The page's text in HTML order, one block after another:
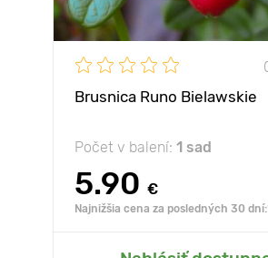
Brusnica Runo Bielawskie
Počet v balení: 1 sad
5.90 €
Najnižšia cena za posledných 30